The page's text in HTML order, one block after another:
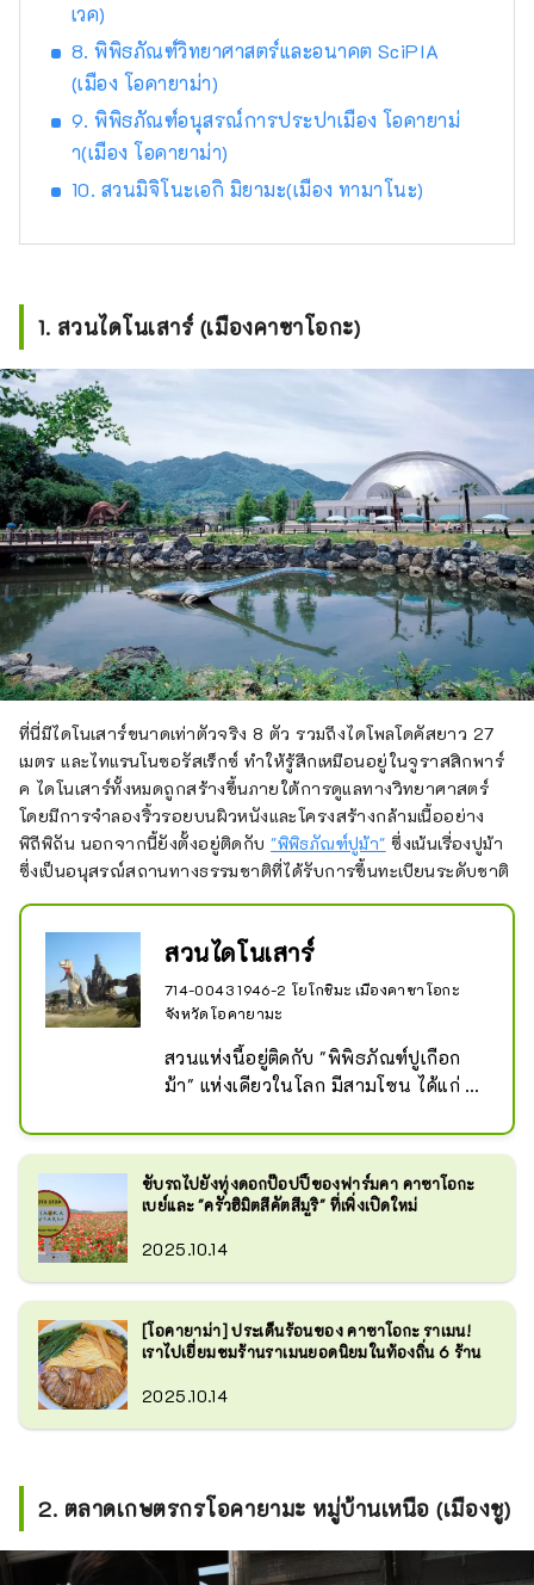
เวค)
8. พิพิธภัณฑ์วิทยาศาสตร์และอนาคต SciPIA
(เมือง โอคายาม่า)
9. พิพิธภัณฑ์อนุสรณ์การประปาเมือง โอคายาม่
า(เมือง โอคายาม่า)
10. สวนมิจิโนะเอกิ มิยามะ(เมือง ทามาโนะ)
1. สวนไดโนเสาร์ (เมืองคาซาโอกะ)
ที่นี่มีไดโนเสาร์ขนาดเท่าตัวจริง 8 ตัว รวมถึงไดโพลโดคัสยาว 27
เมตร และไทแรนโนซอรัสเร็กซ์ ทำให้รู้สึกเหมือนอยู่ในจูราสสิกพาร์
ค ไดโนเสาร์ทั้งหมดถูกสร้างขึ้นภายใต้การดูแลทางวิทยาศาสตร์
โดยมีการจำลองริ้วรอยบนผิวหนังและโครงสร้างกล้ามเนื้ออย่าง
พิถีพิถัน นอกจากนี้ยังตั้งอยู่ติดกับ"พิพิธภัณฑ์ปูม้า" ซึ่งเน้นเรื่องปูม้า
ซึ่งเป็นอนุสรณ์สถานทางธรรมชาติที่ได้รับการขึ้นทะเบียนระดับชาติ
สวนไดโนเสาร์
714-0043 1946-2 โยโกชิมะ เมืองคาซาโอกะ
จังหวัดโอคายามะ
สวนแห่งนี้อยู่ติดกับ "พิพิธภัณฑ์ปูเกือก
ม้า" แห่งเดียวในโลก มีสามโซน ได้แก่
จัดแสดงไดโนเสาร์ขนาดเท่าตัวจริง 8
การดูแลของฝ่ายวิชาการ คุณจะรู้สึก
เหมือนได้ย้อนเวลากลับไปในยุค
ไดโนเสาร์
ขับรถไปยังทุ่งดอกป๊อปปี้ของฟาร์มคา คาซาโอกะ
เบย์และ "ครัวฮิมิตสึคัตสึมูริ" ที่เพิ่งเปิดใหม่
2025.10.14
[โอคายาม่า] ประเด็นร้อนของ คาซาโอกะ ราเมน!
เราไปเยี่ยมชมร้านราเมนยอดนิยมในท้องถิ่น 6 ร้าน
2025.10.14
2. ตลาดเกษตรกรโอคายามะ หมู่บ้านเหนือ (เมืองชู)